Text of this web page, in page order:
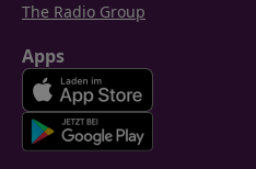
The Radio Group
Apps